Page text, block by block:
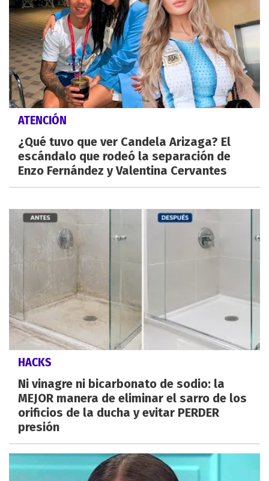
ATENCIÓN
¿Qué tuvo que ver Candela Arizaga? El
escándalo que rodeó la separación de
Enzo Fernández y Valentina Cervantes
HACKS
Ni vinagre ni bicarbonato de sodio: la
MEJOR manera de eliminar el sarro de los
orificios de la ducha y evitar PERDER
presión